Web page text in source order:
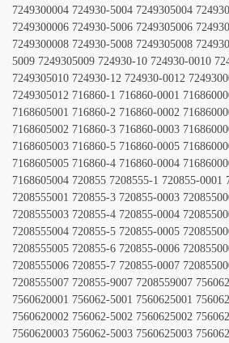
7249300004 724930-5004 7249305004
7249300006 724930-5006 7249305006
7249300008 724930-5008 7249305008
5009 7249305009 724930-10 724930-0010
7249305010 724930-12 724930-0012
7249305012 716860-1 716860-0001
7168605001 716860-2 716860-0002
7168605002 716860-3 716860-0003
7168605003 716860-5 716860-0005
7168605005 716860-4 716860-0004
7168605004 720855 7208555-1 720855-0001
7208555001 720855-3 720855-0003
7208555003 720855-4 720855-0004
7208555004 720855-5 720855-0005
7208555005 720855-6 720855-0006
7208555006 720855-7 720855-0007
7208555007 720855-9007 7208559007
7560620001 756062-5001 7560625001
7560620002 756062-5002 7560625002
7560620003 756062-5003 7560625003